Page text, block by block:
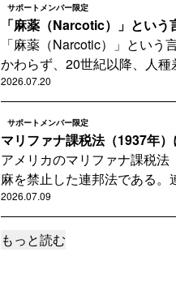
サポートメンバー限定
「麻薬（Narcotic）」という
「麻薬（Narcotic）」とい
かわらず、20世紀以降、人種
2026.07.20
サポートメンバー限定
マリファナ課税法（1937年
アメリカのマリファナ課税
麻を禁止した連邦法である。
2026.07.09
サポートメンバー限定
もっと読む